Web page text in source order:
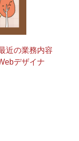
近の業務内容
デザイナ